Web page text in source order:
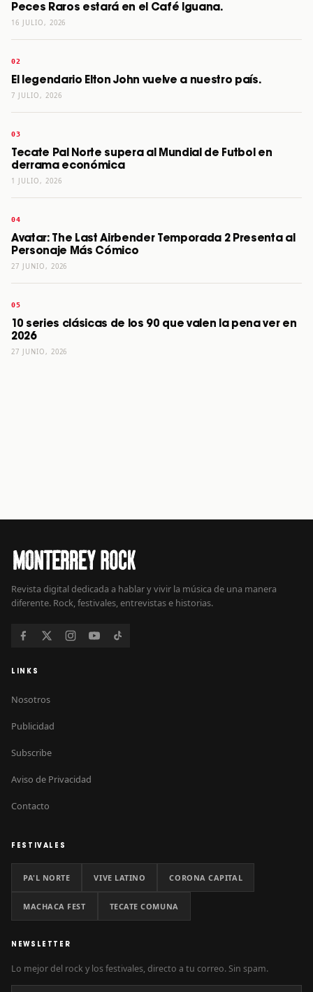
Peces Raros estará en el Café Iguana.
16 JULIO, 2026
El legendario Elton John vuelve a nuestro país.
7 JULIO, 2026
Tecate Pal Norte supera al Mundial de Futbol en
derrama económica
1 JULIO, 2026
Avatar: The Last Airbender Temporada 2 Presenta al
Personaje Más Cómico
27 JUNIO, 2026
10 series clásicas de los 90 que valen la pena ver en
2026
27 JUNIO, 2026
Revista digital dedicada a hablar y vivir la música de una manera
diferente. Rock, festivales, entrevistas e historias.
LINKS
Nosotros
Publicidad
Subscribe
Aviso de Privacidad
Contacto
FESTIVALES
PA'L NORTE VIVE LATINO CORONA CAPITAL
MACHACA FEST TECATE COMUNA
NEWSLETTER
Lo mejor del rock y los festivales, directo a tu correo. Sin spam.